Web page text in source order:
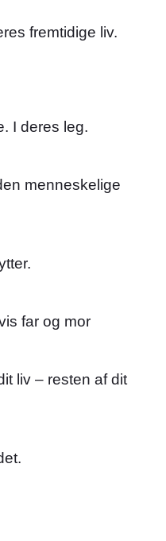
fremtidige liv.
I deres leg.
menneskelige
far og mor
liv – resten af dit